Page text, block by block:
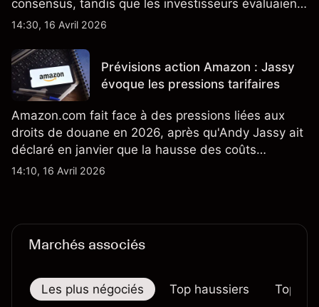
consensus, tandis que les investisseurs évaluaient
également la croissance des stocks et les projets
nouveau SUV. Découvrez les objectifs de cours
TSLA d'analystes tiers.
14:30, 16 Avril 2026
Prévisions action Amazon : Jassy
évoque les pressions tarifaires
Amazon.com fait face à des pressions liées aux
droits de douane en 2026, après qu'Andy Jassy ait
déclaré en janvier que la hausse des coûts
d'importation commençait à se répercuter sur
14:10, 16 Avril 2026
Marchés associés
Les plus négociés Top haussiers Top